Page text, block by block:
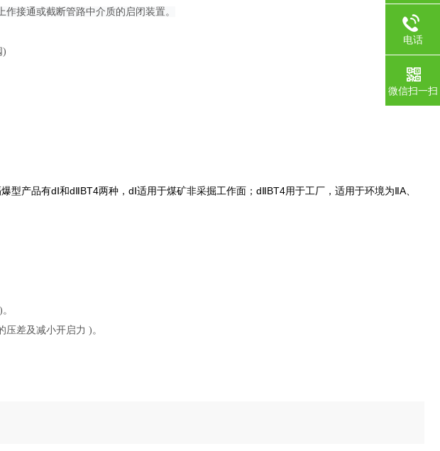
接通或截断管路中介质的启闭装置。
)
产品有dⅠ和dⅡBT4两种，dⅠ适用于煤矿非采掘工作面；dⅡBT4用于工厂，适用于环境为ⅡA、
差及减小开启力 )。
电话
微信扫一扫